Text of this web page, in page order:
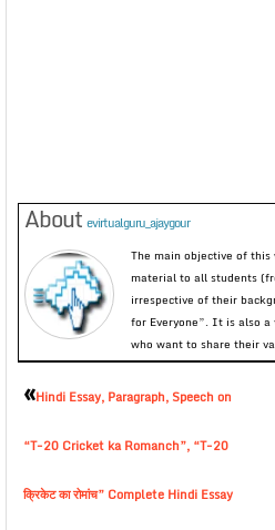
About evirtualguru_ajaygour
The main objective of
material to all students
irrespective of their
for Everyone”. It is also
who want to share their
«Hindi Essay, Paragraph, Speech on
“T-20 Cricket ka Romanch”, “T-20
क्रिकेट का रोमांच” Complete Hindi Essay